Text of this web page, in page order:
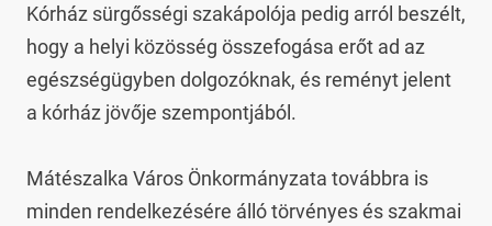
Kórház sürgősségi szakápolója pedig arról beszélt,
hogy a helyi közösség összefogása erőt ad az
egészségügyben dolgozóknak, és reményt jelent
a kórház jövője szempontjából.
Mátészalka Város Önkormányzata továbbra is
minden rendelkezésére álló törvényes és szakmai